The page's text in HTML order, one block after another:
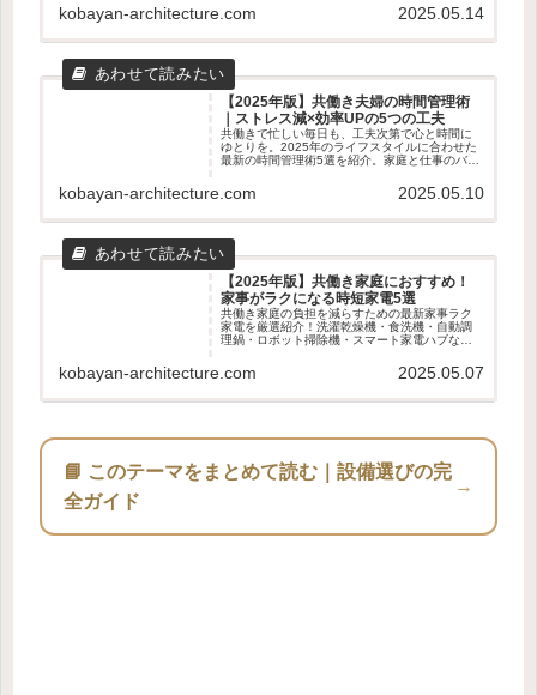
トをわかりやすく解説します。
kobayan-architecture.com 2025.05.14
【2025年版】共働き夫婦の時間管理術
｜ストレス減×効率UPの5つの工夫
共働きで忙しい毎日も、工夫次第で心と時間に
ゆとりを。2025年のライフスタイルに合わせた
最新の時間管理術5選を紹介。家庭と仕事のバラ
kobayan-architecture.com 2025.05.10
【2025年版】共働き家庭におすすめ！
家事がラクになる時短家電5選
共働き家庭の負担を減らすための最新家事ラク
家電を厳選紹介！洗濯乾燥機・食洗機・自動調
理鍋・ロボット掃除機・スマート家電ハブな
kobayan-architecture.com 2025.05.07
📘 このテーマをまとめて読む｜設備選びの完
全ガイド
→